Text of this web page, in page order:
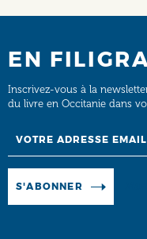
EN
Inscrivez-vous à la
du livre en Occitanie dans
S'ABONNER